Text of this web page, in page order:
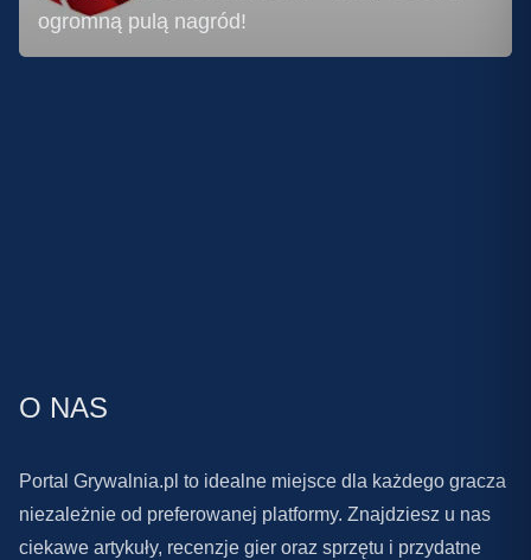
ogromną pulą nagród!
O NAS
Portal Grywalnia.pl to idealne miejsce dla każdego gracza
niezależnie od preferowanej platformy. Znajdziesz u nas
ciekawe artykuły, recenzje gier oraz sprzętu i przydatne